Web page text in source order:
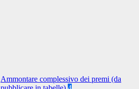
Ammontare complessivo dei premi (da